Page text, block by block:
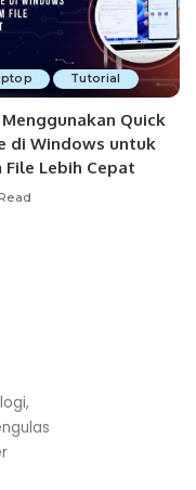
Tutorial
Menggunakan Quick
di Windows untuk
File Lebih Cepat